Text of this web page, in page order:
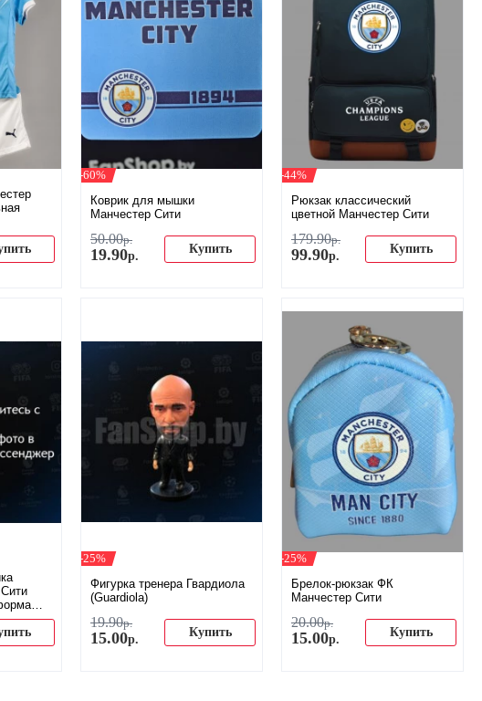
-60%
Коврик для мышки
Манчестер Сити
50.00р.
19.90р. Купить
-44%
Рюкзак классический
цветной Манчестер Сити
179.90р.
99.90р. Купить
-25%
Фигурка тренера Гвардиола
(Guardiola)
19.90р.
15.00р. Купить
-25%
Брелок-рюкзак ФК
Манчестер Сити
20.00р.
15.00р. Купить